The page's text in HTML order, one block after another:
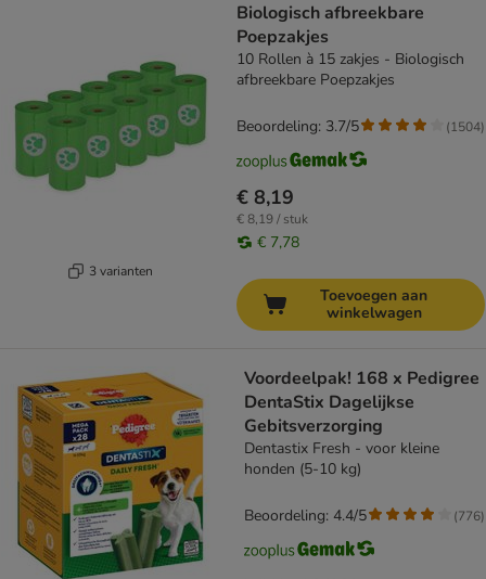
3 varianten
Biologisch afbreekbare
Poepzakjes
10 Rollen à 15 zakjes - Biologisch
afbreekbare Poepzakjes
€ 8,19
€ 8,19 / stuk
€ 7,78
Beoordeling: 3.7/5 (1504)
Toevoegen aan
winkelwagen
Voordeelpak! 168 x Pedigree
DentaStix Dagelijkse
Gebitsverzorging
Dentastix Fresh - voor kleine
honden (5-10 kg)
Beoordeling: 4.4/5 (776)